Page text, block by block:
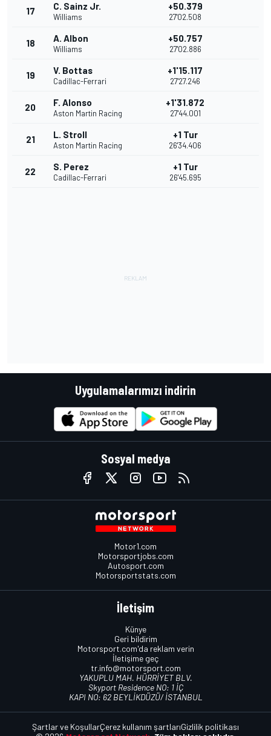
17 C. Sainz Jr.
Williams
+50.379
27'02.508
18 A. Albon
Williams
+50.757
27'02.886
19 V. Bottas
Cadillac-Ferrari
+1'15.117
27'27.246
20 F. Alonso
Aston Martin Racing
+1'31.872
27'44.001
21 L. Stroll
Aston Martin Racing
+1 Tur
26'34.406
22 S. Perez
Cadillac-Ferrari
+1 Tur
26'45.695
Uygulamalarımızı indirin
Sosyal medya
Motor1.com
Motorsportjobs.com
Autosport.com
Motorsportstats.com
İletişim
Künye
Geri bildirim
Motorsport.com'da reklam verin
İletişime geç
tr.info@motorsport.com
YAKUPLU MAH. HÜRRİYET BLV.
Skyport Residence NO: 1 İÇ
KAPI NO: 62 BEYLİKDÜZÜ/ İSTANBUL
Şartlar ve KoşullarÇerez kullanım şartlarıGizlilik politikası